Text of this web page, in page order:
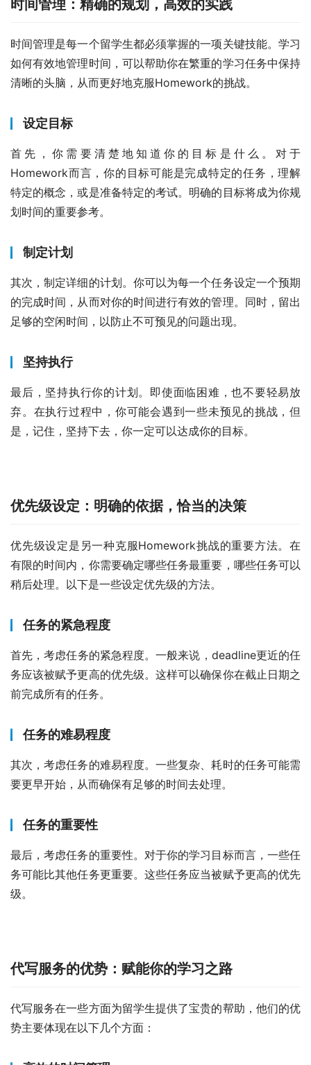
时间管理：精确的规划，高效的实践
时间管理是每一个留学生都必须掌握的一项关键技能。学习
如何有效地管理时间，可以帮助你在繁重的学习任务中保持
清晰的头脑，从而更好地克服Homework的挑战。
设定目标
首先，你需要清楚地知道你的目标是什么。对于
Homework而言，你的目标可能是完成特定的任务，理解
特定的概念，或是准备特定的考试。明确的目标将成为你规
划时间的重要参考。
制定计划
其次，制定详细的计划。你可以为每一个任务设定一个预期
的完成时间，从而对你的时间进行有效的管理。同时，留出
足够的空闲时间，以防止不可预见的问题出现。
坚持执行
最后，坚持执行你的计划。即使面临困难，也不要轻易放
弃。在执行过程中，你可能会遇到一些未预见的挑战，但
是，记住，坚持下去，你一定可以达成你的目标。
优先级设定：明确的依据，恰当的决策
优先级设定是另一种克服Homework挑战的重要方法。在
有限的时间内，你需要确定哪些任务最重要，哪些任务可以
稍后处理。以下是一些设定优先级的方法。
任务的紧急程度
首先，考虑任务的紧急程度。一般来说，deadline更近的任
务应该被赋予更高的优先级。这样可以确保你在截止日期之
前完成所有的任务。
任务的难易程度
其次，考虑任务的难易程度。一些复杂、耗时的任务可能需
要更早开始，从而确保有足够的时间去处理。
任务的重要性
最后，考虑任务的重要性。对于你的学习目标而言，一些任
务可能比其他任务更重要。这些任务应当被赋予更高的优先
级。
代写服务的优势：赋能你的学习之路
代写服务在一些方面为留学生提供了宝贵的帮助，他们的优
势主要体现在以下几个方面：